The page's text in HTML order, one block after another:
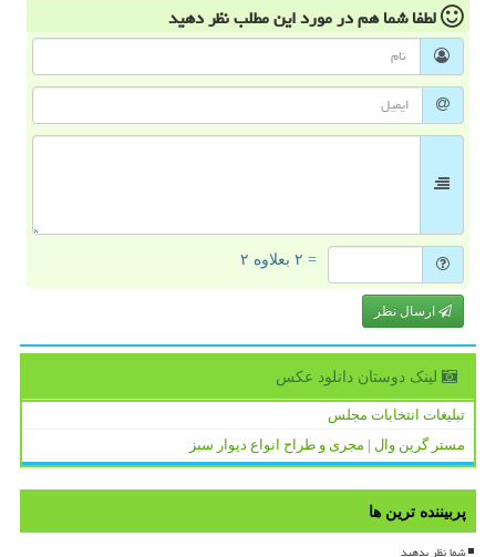
لطفا شما همدر مورد این مطلبنظر دهید
= ۲ بعلاوه ۲
ارسال نظر
لینک دوستان دانلود عكس
تبلیغات انتخابات مجلس
مستر گرین وال | مجری و طراح انواع دیوار سبز
پربیننده ترین ها
شما نظر بدهید